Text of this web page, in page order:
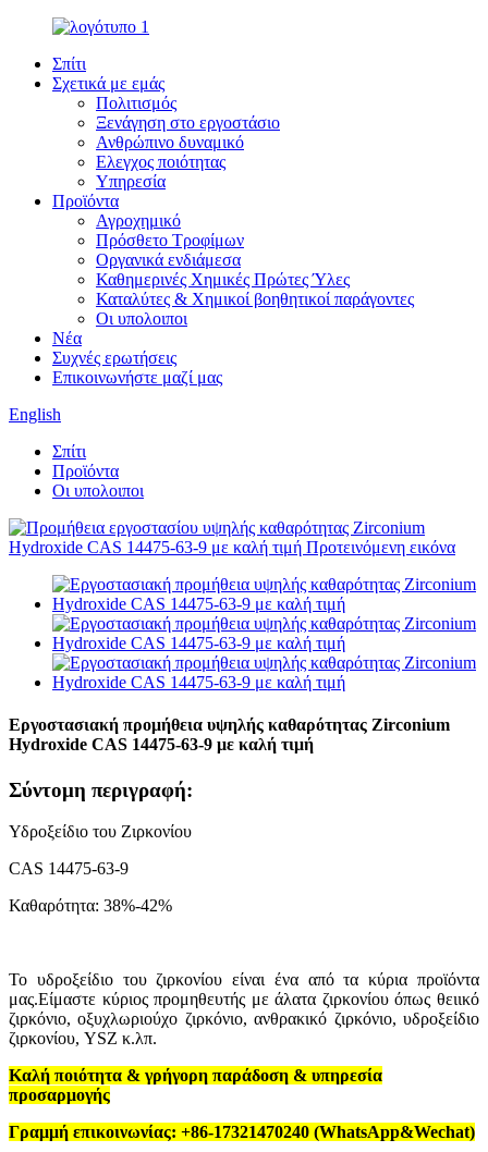
Σπίτι
Σχετικά με εμάς
Πολιτισμός
Ξενάγηση στο εργοστάσιο
Ανθρώπινο δυναμικό
Ελεγχος ποιότητας
Υπηρεσία
Προϊόντα
Αγροχημικό
Πρόσθετο Τροφίμων
Οργανικά ενδιάμεσα
Καθημερινές Χημικές Πρώτες Ύλες
Καταλύτες & Χημικοί βοηθητικοί παράγοντες
Οι υπολοιποι
Νέα
Συχνές ερωτήσεις
Επικοινωνήστε μαζί μας
English
Σπίτι
Προϊόντα
Οι υπολοιποι
Εργοστασιακή προμήθεια υψηλής καθαρότητας Zirconium
Hydroxide CAS 14475-63-9 με καλή τιμή
Σύντομη περιγραφή:
Υδροξείδιο του Ζιρκονίου
CAS 14475-63-9
Καθαρότητα: 38%-42%
Το υδροξείδιο του ζιρκονίου είναι ένα από τα κύρια προϊόντα
μας.Είμαστε κύριος προμηθευτής με άλατα ζιρκονίου όπως θειικό
ζιρκόνιο, οξυχλωριούχο ζιρκόνιο, ανθρακικό ζιρκόνιο, υδροξείδιο
ζιρκονίου, YSZ κ.λπ.
Καλή ποιότητα & γρήγορη παράδοση & υπηρεσία
προσαρμογής
Γραμμή επικοινωνίας: +86-17321470240 (WhatsApp&Wechat)